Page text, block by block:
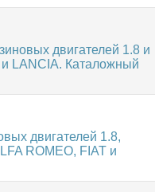
двигателей 1.8 и
LANCIA. Каталожный
двигателей 1.8,
ROMEO, FIAT и